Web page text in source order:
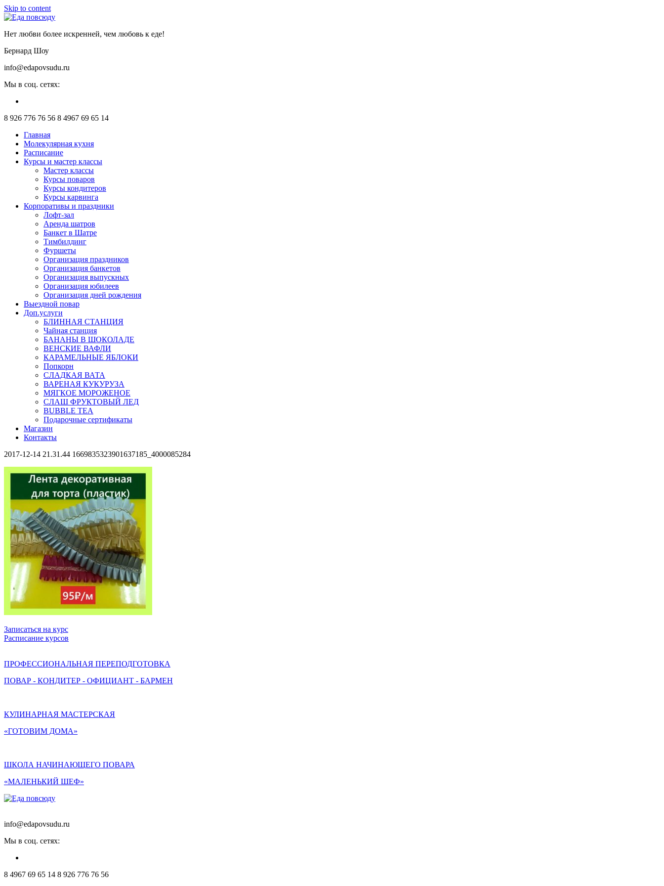
Skip to content
Нет любви более искренней, чем любовь к еде!
Бернард Шоу
info@edapovsudu.ru
Мы в соц. сетях:
8 926 776 76 56 8 4967 69 65 14
Главная
Молекулярная кухня
Расписание
Курсы и мастер классы
Мастер классы
Курсы поваров
Курсы кондитеров
Курсы карвинга
Корпоративы и праздники
Лофт-зал
Аренда шатров
Банкет в Шатре
Тимбилдинг
Фуршеты
Организация праздников
Организация банкетов
Организация выпускных
Организация юбилеев
Организация дней рождения
Выездной повар
Доп.услуги
БЛИННАЯ СТАНЦИЯ
Чайная станция
БАНАНЫ В ШОКОЛАДЕ
ВЕНСКИЕ ВАФЛИ
КАРАМЕЛЬНЫЕ ЯБЛОКИ
Попкорн
СЛАДКАЯ ВАТА
ВАРЕНАЯ КУКУРУЗА
МЯГКОЕ МОРОЖЕНОЕ
СЛАШ ФРУКТОВЫЙ ЛЕД
BUBBLE TEA
Подарочные сертификаты
Магазин
Контакты
2017-12-14 21.31.44 1669835323901637185_4000085284
Записаться на курс
Расписание курсов
ПРОФЕССИОНАЛЬНАЯ ПЕРЕПОДГОТОВКА
ПОВАР - КОНДИТЕР - ОФИЦИАНТ - БАРМЕН
КУЛИНАРНАЯ МАСТЕРСКАЯ
«ГОТОВИМ ДОМА»
ШКОЛА НАЧИНАЮЩЕГО ПОВАРА
«МАЛЕНЬКИЙ ШЕФ»
info@edapovsudu.ru
Мы в соц. сетях:
8 4967 69 65 14 8 926 776 76 56